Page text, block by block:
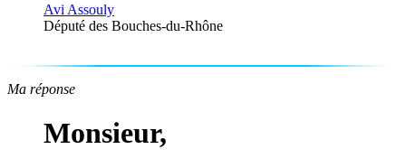
Avi Assouly
Député des Bouches-du-Rhône
Ma réponse
Monsieur,